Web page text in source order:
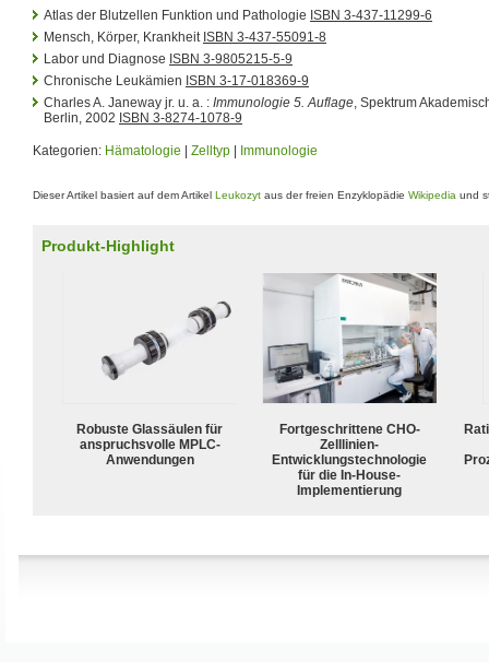
Atlas der Blutzellen Funktion und Pathologie ISBN 3-437-11299-6
Mensch, Körper, Krankheit ISBN 3-437-55091-8
Labor und Diagnose ISBN 3-9805215-5-9
Chronische Leukämien ISBN 3-17-018369-9
Charles A. Janeway jr. u. a. : Immunologie 5. Auflage, Spektrum
Berlin, 2002 ISBN 3-8274-1078-9
Kategorien: Hämatologie Zelltyp Immunologie
Dieser Artikel basiert auf dem Artikel Leukozyt aus der freien Enzyklopädie Wikipedia und
Produkt-Highlight
Robuste Glassäulen für
anspruchsvolle MPLC-
Anwendungen
Fortgeschrittene CHO-
Zelllinien-
Entwicklungstechnologie
für die In-House-
Implementierung